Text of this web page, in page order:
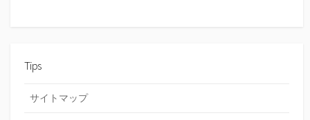
Tips
サイトマップ